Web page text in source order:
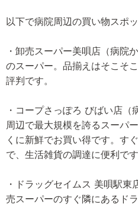
以下で病院周辺の買い物スポ
・卸売スーパー美唄店（病院
のスーパー。品揃えはそこそ
評判です。
・コープさっぽろ びばい店
周辺で最大規模を誇るスーパ
くに新鮮でお買い得です。す
で、生活雑貨の調達に便利です
・ドラッグセイムス 美唄駅
売スーパーのすぐ隣にあるド